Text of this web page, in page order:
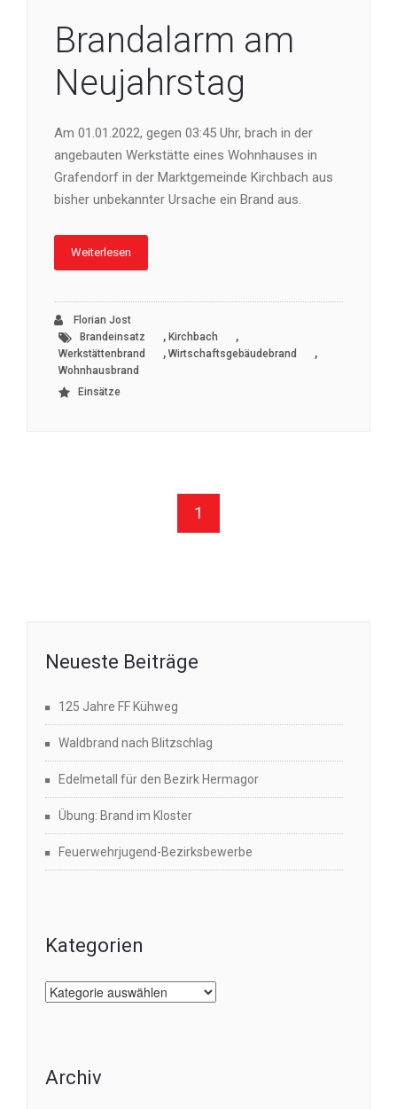
Brandalarm am
Neujahrstag
Am 01.01.2022, gegen 03:45 Uhr, brach in der
angebauten Werkstätte eines Wohnhauses in
Grafendorf in der Marktgemeinde Kirchbach aus
bisher unbekannter Ursache ein Brand aus.
Weiterlesen
Florian Jost
Brandeinsatz
, Kirchbach ,
Werkstättenbrand , Wirtschaftsgebäudebrand ,
Wohnhausbrand
Einsätze
1
Neueste Beiträge
125 Jahre FF Kühweg
Waldbrand nach Blitzschlag
Edelmetall für den Bezirk Hermagor
Übung: Brand im Kloster
Feuerwehrjugend-Bezirksbewerbe
Kategorien
Kategorien
Archiv